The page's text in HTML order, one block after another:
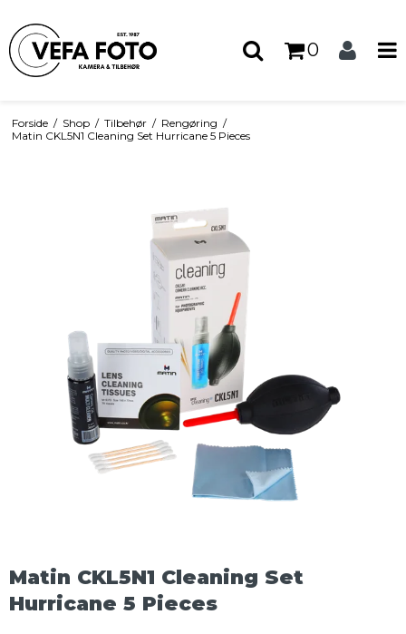
0
Forside / Shop / Tilbehør / Rengøring /
Matin CKL5N1 Cleaning Set Hurricane 5 Pieces
Matin CKL5N1 Cleaning Set
Hurricane 5 Pieces